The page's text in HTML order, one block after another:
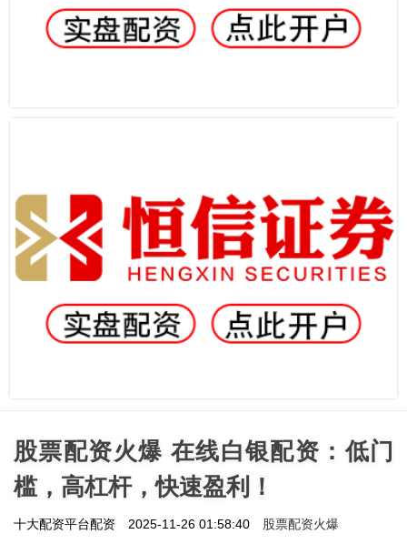
股票配资火爆 在线白银配资：低门
槛，高杠杆，快速盈利！
十大配资平台配资 2025-11-26 01:58:40 股票配资火爆